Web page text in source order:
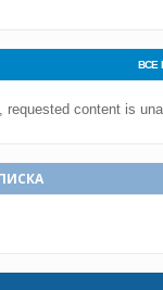
ВСЕ
requested content is